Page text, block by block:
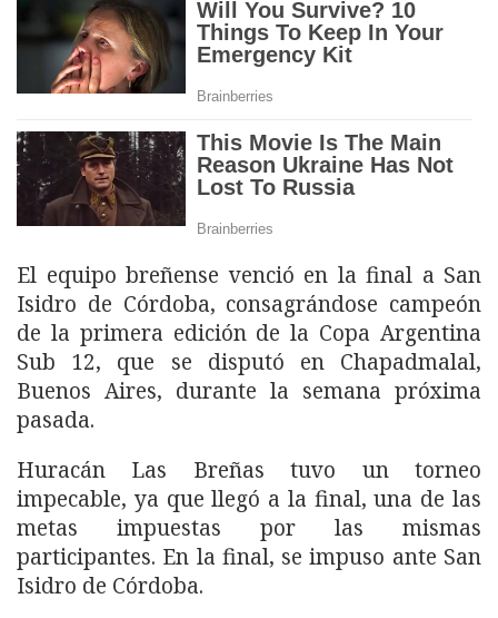
El equipo breñense venció en la final a San
Isidro de Córdoba, consagrándose campeón
de la primera edición de la Copa Argentina
Sub 12, que se disputó en Chapadmalal,
Buenos Aires, durante la semana próxima
pasada.
Huracán Las Breñas tuvo un torneo
impecable, ya que llegó a la final, una de las
metas impuestas por las mismas
participantes. En la final, se impuso ante San
Isidro de Córdoba.